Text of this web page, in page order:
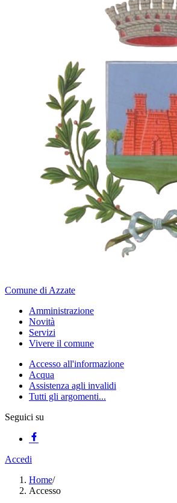
Comune di Azzate
Amministrazione
Novità
Servizi
Vivere il comune
Accesso all'informazione
Acqua
Assistenza agli invalidi
Tutti gli argomenti...
Seguici su
Accedi
Home/
Accesso